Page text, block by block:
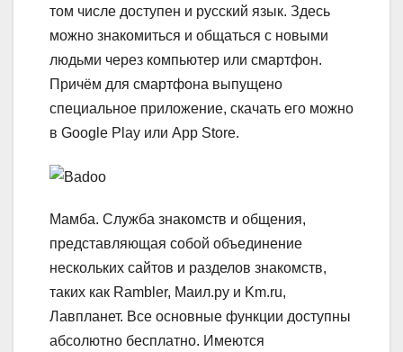
том числе доступен и русский язык. Здесь
можно знакомиться и общаться с новыми
людьми через компьютер или смартфон.
Причём для смартфона выпущено
специальное приложение, скачать его можно
в Google Play или App Store.
Мамба. Служба знакомств и общения,
представляющая собой объединение
нескольких сайтов и разделов знакомств,
таких как Rambler, Маил.ру и Km.ru,
Лавпланет. Все основные функции доступны
абсолютно бесплатно. Имеются